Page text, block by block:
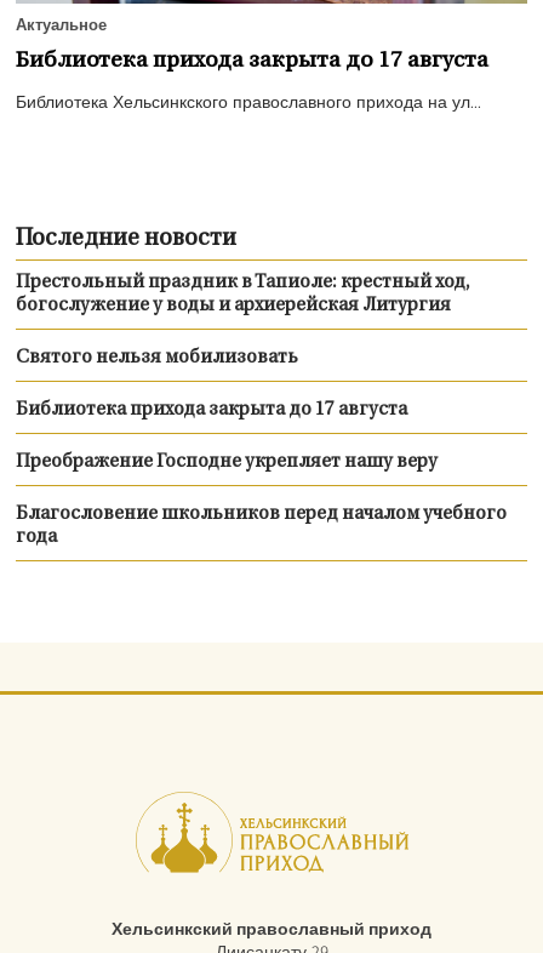
Актуальное
Библиотека прихода закрыта до 17 августа
Библиотека Хельсинкского православного прихода на ул...
Последние новости
Престольный праздник в Тапиоле: крестный ход,
богослужение у воды и архиерейская Литургия
Святого нельзя мобилизовать
Библиотека прихода закрыта до 17 августа
Преображение Господне укрепляет нашу веру
Благословение школьников перед началом учебного
года
Хельсинкский православный приход